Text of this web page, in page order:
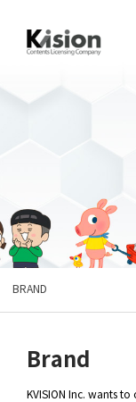
BRAND
Brand
KVISION Inc. wants